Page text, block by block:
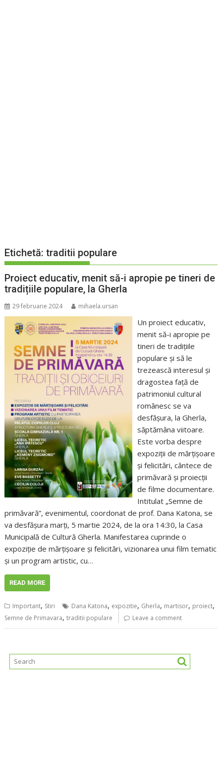
Etichetă:traditii populare
Proiect educativ, menit să-i apropie pe tineri de
tradițiile populare, la Gherla
29 februarie 2024 mihaela.ursan
Un proiect educativ,
menit să-i apropie pe
tineri de tradițiile
populare și să le
trezească interesul și
dragostea față de
patrimoniul cultural
românesc se va
desfășura, la Gherla,
săptămâna viitoare.
Este vorba despre
expoziții de mărțișoare
și felicitări, cântece de
primăvară și proiecții
de filme documentare.
Intitulat „Semne de
primăvară”, evenimentul, coordonat de prof. Dana Katona, se
va desfășura marți, 5 martie 2024, de la ora 14:30, la Casa
Municipală de Cultură Gherla. Manifestarea cuprinde o
expoziție de mărțișoare și felicitări, vizionarea unui film tematic
și un program artistic, cu…
READ MORE
Important, Stiri Dana Katona, expozitie, Gherla, martisor, proiect,
Semne de Primavara,traditii populare Leave a comment